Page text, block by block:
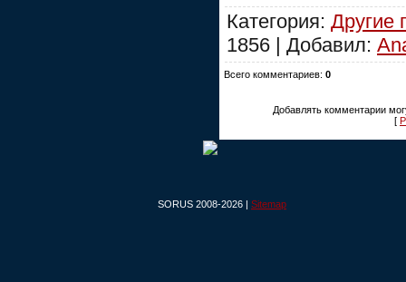
Категория: Другие
1856 | Добавил:
Всего комментариев: 0
Добавлять комментарии
[
SORUS 2008-2026 | Sitemap